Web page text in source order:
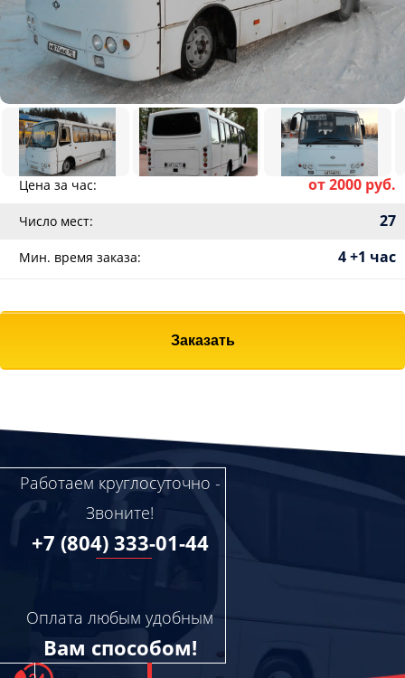
Цена за час: от 2000 руб.
Число мест: 27
Мин. время заказа: 4 +1 час
Заказать
Работаем круглосуточно -
Звоните!
+7 (804) 333-01-44
Оплата любым удобным
Вам способом!